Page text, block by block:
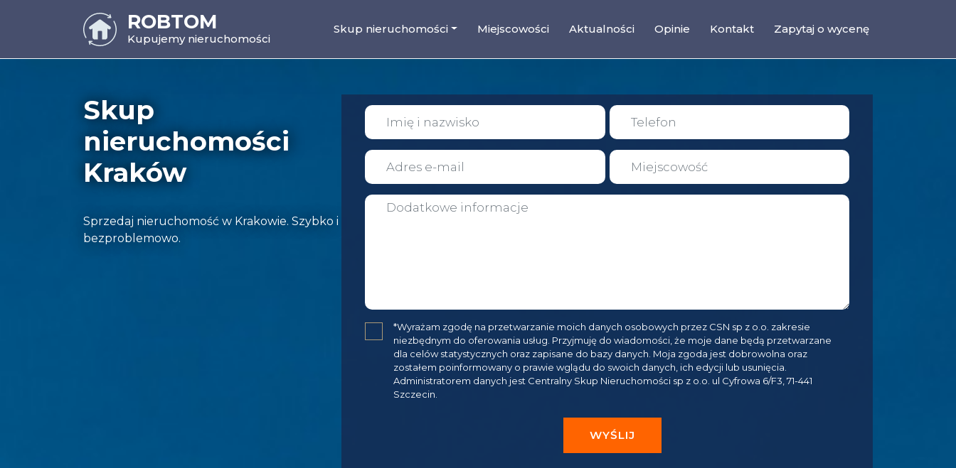
ROBTOM
Kupujemy nieruchomości
Skup nieruchomości Miejscowości Aktualności Opinie Kontakt Zapytaj o wycenę
Skup
nieruchomości
Kraków
Sprzedaj nieruchomość w Krakowie. Szybko i
bezproblemowo.
*Wyrażam zgodę na przetwarzanie moich danych osobowych przez CSN sp z o.o. zakresie
niezbędnym do oferowania usług. Przyjmuję do wiadomości, że moje dane będą przetwarzane
dla celów statystycznych oraz zapisane do bazy danych. Moja zgoda jest dobrowolna oraz
zostałem poinformowany o prawie wglądu do swoich danych, ich edycji lub usunięcia.
Administratorem danych jest Centralny Skup Nieruchomości sp z o.o. ul Cyfrowa 6/F3, 71-441
Szczecin.
WYŚLIJ